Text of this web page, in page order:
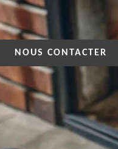
NOUS CONTACTER